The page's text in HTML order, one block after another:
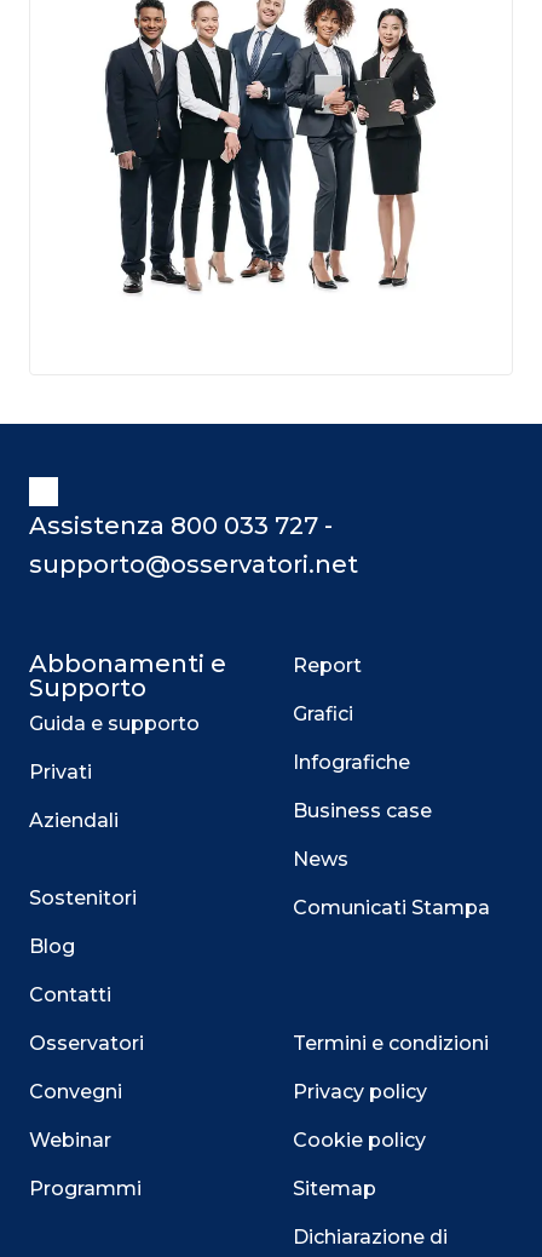
Assistenza 800 033 727 -
supporto@osservatori.net
Abbonamenti e
Supporto
Guida e supporto
Privati
Aziendali
Sostenitori
Blog
Contatti
Osservatori
Convegni
Webinar
Programmi
Report
Grafici
Infografiche
Business case
News
Comunicati Stampa
Termini e condizioni
Privacy policy
Cookie policy
Sitemap
Dichiarazione di